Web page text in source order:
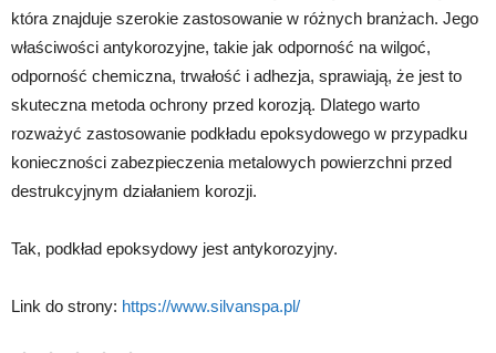
która znajduje szerokie zastosowanie w różnych branżach. Jego
właściwości antykorozyjne, takie jak odporność na wilgoć,
odporność chemiczna, trwałość i adhezja, sprawiają, że jest to
skuteczna metoda ochrony przed korozją. Dlatego warto
rozważyć zastosowanie podkładu epoksydowego w przypadku
konieczności zabezpieczenia metalowych powierzchni przed
destrukcyjnym działaniem korozji.
Tak, podkład epoksydowy jest antykorozyjny.
Link do strony: https://www.silvanspa.pl/